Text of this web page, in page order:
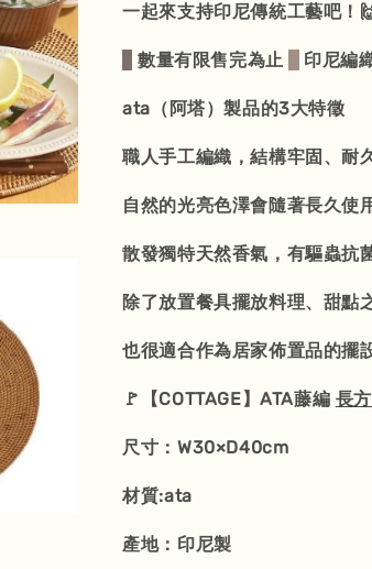
一起來支持印尼傳統工藝吧！
數量有限售完為止 印尼編
ata（阿塔）製品的3大特徵
職人手工編織，結構牢固、耐
自然的光亮色澤會隨著長久使
散發獨特天然香氣，有驅蟲抗
除了放置餐具擺放料理、甜點
也很適合作為居家佈置品的擺
🚩【COTTAGE】ATA藤編 長
尺寸：W30×D40cm
材質:ata
產地：印尼製